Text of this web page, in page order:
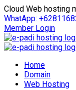
Cloud Web hosting
WhatApp:
Member Login
Home
Domain
Web Hosting